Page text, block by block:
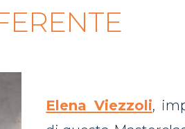
Elena Viezzoli,